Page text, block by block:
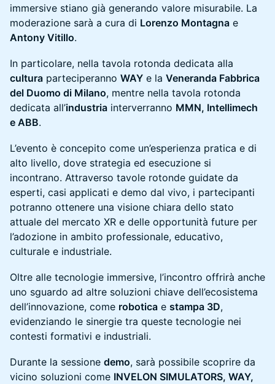
immersive stiano già generando valore misurabile. La
moderazione sarà a cura di Lorenzo Montagna e
Antony Vitillo.
In particolare, nella tavola rotonda dedicata alla
cultura parteciperanno WAY e la Veneranda Fabbrica
del Duomo di Milano, mentre nella tavola rotonda
dedicata all’industria interverranno MMN, Intellimech
e ABB.
L’evento è concepito come un’esperienza pratica e di
alto livello, dove strategia ed esecuzione si
incontrano. Attraverso tavole rotonde guidate da
esperti, casi applicati e demo dal vivo, i partecipanti
potranno ottenere una visione chiara dello stato
attuale del mercato XR e delle opportunità future per
l’adozione in ambito professionale, educativo,
culturale e industriale.
Oltre alle tecnologie immersive, l’incontro offrirà anche
uno sguardo ad altre soluzioni chiave dell’ecosistema
dell’innovazione, come robotica e stampa 3D,
evidenziando le sinergie tra queste tecnologie nei
contesti formativi e industriali.
Durante la sessione demo, sarà possibile scoprire da
vicino soluzioni come INVELON SIMULATORS, WAY,